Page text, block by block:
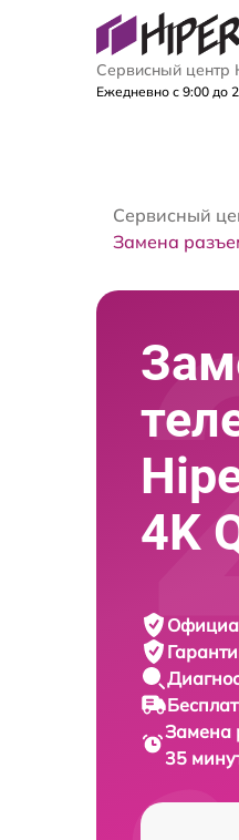
Сервисный центр
Ежедневно с 9:00 до
Сервисный
Замена
4K
Замена
35